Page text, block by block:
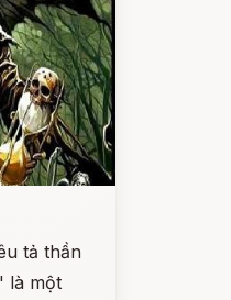
tả thần
là một